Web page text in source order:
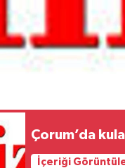
Çorum’da
İçeriği